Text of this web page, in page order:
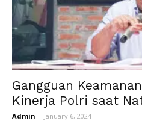
Gangguan
Kinerja Polri saat
Admin - January 6, 2024